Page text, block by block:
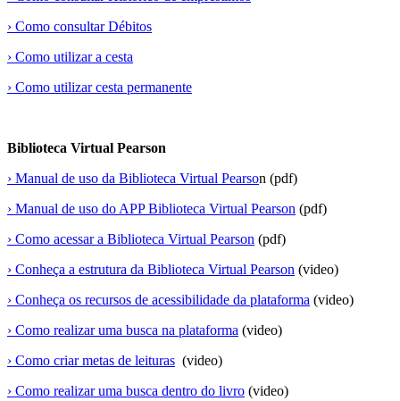
› Como consultar Débitos
› Como utilizar a cesta
› Como utilizar cesta permanente
Biblioteca Virtual Pearson
› Manual de uso da Biblioteca Virtual Pearson (pdf)
› Manual de uso do APP Biblioteca Virtual Pearson (pdf)
› Como acessar a Biblioteca Virtual Pearson (pdf)
› Conheça a estrutura da Biblioteca Virtual Pearson (video)
› Conheça os recursos de acessibilidade da plataforma (video)
› Como realizar uma busca na plataforma (video)
› Como criar metas de leituras (video)
› Como realizar uma busca dentro do livro (video)